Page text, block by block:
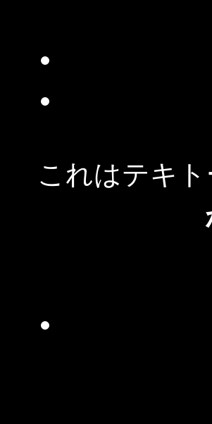
これはテキ